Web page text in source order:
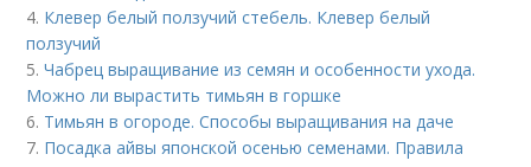
4. Клевер белый ползучий стебель. Клевер белый
ползучий
5.Чабрец выращивание из семян и особенности ухода.
Можно ли вырастить тимьян в горшке
6. Тимьян в огороде. Способы выращивания на даче
7. Посадка айвы японской осенью семенами. Правила